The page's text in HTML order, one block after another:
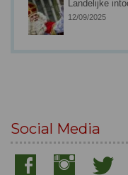
Landelijke
12/09/2025
Social Media